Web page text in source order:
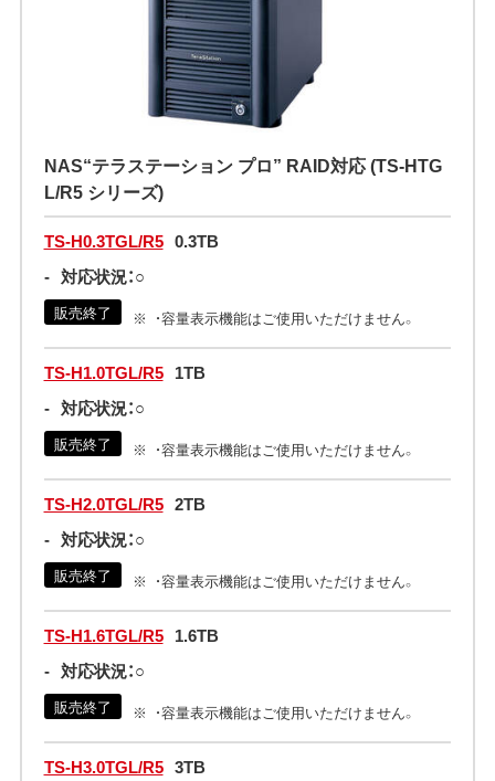
NAS“テラステーション プロ” RAID対応 (TS-HTG
L/R5 シリーズ)
TS-H0.3TGL/R5 0.3TB
- 対応状況：○
販売終了 ・容量表示機能はご使用いただけません。
TS-H1.0TGL/R5 1TB
- 対応状況：○
販売終了 ・容量表示機能はご使用いただけません。
TS-H2.0TGL/R5 2TB
- 対応状況：○
販売終了 ・容量表示機能はご使用いただけません。
TS-H1.6TGL/R5 1.6TB
- 対応状況：○
販売終了 ・容量表示機能はご使用いただけません。
TS-H3.0TGL/R5 3TB